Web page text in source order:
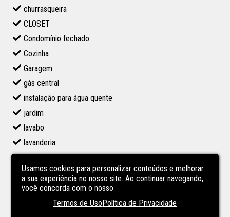
churrasqueira
CLOSET
Condomínio fechado
Cozinha
Garagem
gás central
instalação para água quente
jardim
lavabo
lavanderia
Piscina
piscina no condominio
porcelanato
Usamos cookies para personalizar conteúdos e melhorar
a sua experiência no nosso site. Ao continuar navegando,
você concorda com o nosso
Termos de UsoPolítica de Privacidade